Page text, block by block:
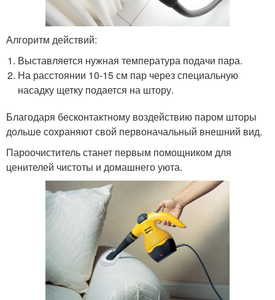
Алгоритм действий:
Выставляется нужная температура подачи пара.
На расстоянии 10-15 см пар через специальную
насадку щетку подается на штору.
Благодаря бесконтактному воздействию паром шторы
дольше сохраняют свой первоначальный внешний вид.
Пароочиститель станет первым помощником для
ценителей чистоты и домашнего уюта.